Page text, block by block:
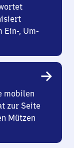
Ein-, Um-
mobilen
zur Seite
Mützen